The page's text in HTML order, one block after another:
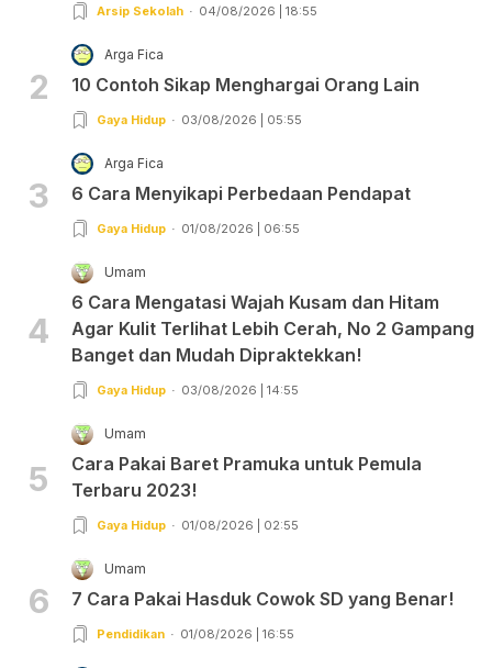
Arsip Sekolah 04/08/2026 | 18:55
2
Arga Fica
10 Contoh Sikap Menghargai Orang Lain
Gaya Hidup 03/08/2026 | 05:55
3
Arga Fica
6 Cara Menyikapi Perbedaan Pendapat
Gaya Hidup 01/08/2026 | 06:55
4
Umam
6 Cara Mengatasi Wajah Kusam dan Hitam
Agar Kulit Terlihat Lebih Cerah, No 2 Gampang
Banget dan Mudah Dipraktekkan!
Gaya Hidup 03/08/2026 | 14:55
5
Umam
Cara Pakai Baret Pramuka untuk Pemula
Terbaru 2023!
Gaya Hidup 01/08/2026 | 02:55
6
Umam
7 Cara Pakai Hasduk Cowok SD yang Benar!
Pendidikan 01/08/2026 | 16:55